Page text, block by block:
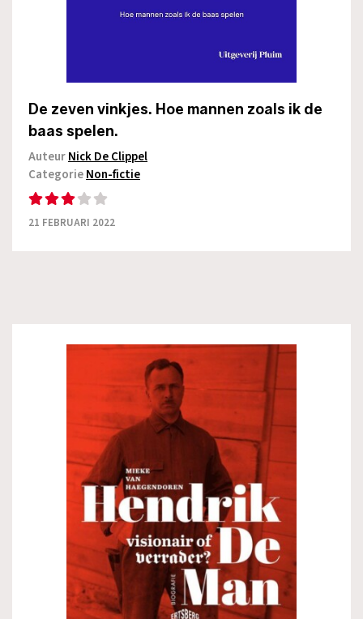
De zeven vinkjes. Hoe mannen zoals ik de
baas spelen.
AuteurNick De Clippel
CategorieNon-fictie
21 FEBRUARI 2022